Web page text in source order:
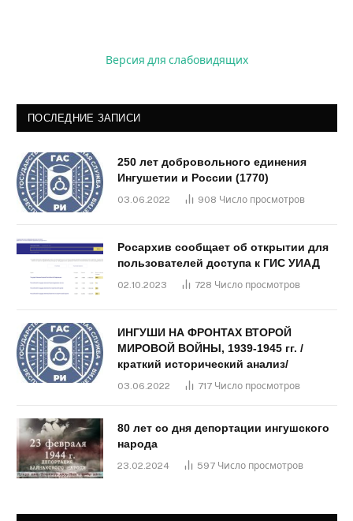
Версия для слабовидящих
ПОСЛЕДНИЕ ЗАПИСИ
250 лет добровольного единения
Ингушетии и России (1770)
03.06.2022 908 Число просмотров
Росархив сообщает об открытии для
пользователей доступа к ГИС УИАД
02.10.2023 728 Число просмотров
ИНГУШИ НА ФРОНТАХ ВТОРОЙ
МИРОВОЙ ВОЙНЫ, 1939-1945 гг. /
краткий исторический анализ/
03.06.2022 717 Число просмотров
80 лет со дня депортации ингушского
народа
23.02.2024 597 Число просмотров